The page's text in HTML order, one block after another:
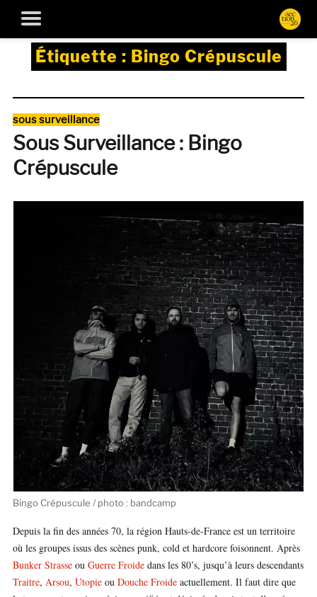
Étiquette : Bingo Crépuscule
Catégories
sous surveillance
Sous Surveillance : Bingo
Crépuscule
Bingo Crépuscule / photo : bandcamp
Depuis la fin des années 70, la région Hauts-de-France est un territoire
où les groupes issus des scènes punk, cold et hardcore foisonnent. Après
Bunker Strasseou Guerre Froidedans les 80’s, jusqu’à leurs descendants
Traitre, Arsou, Utopieou Douche Froideactuellement. Il faut dire que